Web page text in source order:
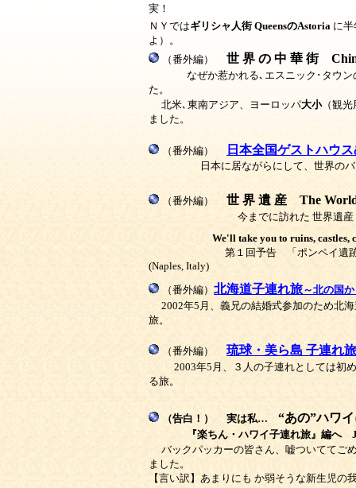
実！
ＮＹではギリシャ人街 QueensのAstoria に
よ）。
（番外編）
世 界 の 中 華 街
なぜか惹かれる､エスニック･タウ
た。
北米､東南アジア、ヨーロッパ大小（観光
ました。
（番外編） 日本全国ゲストハウ
日本に居ながらにして、世界のバック
（番外編） 世 界 遺 産 The
今までに訪れた 世界遺
We'll take you to ruins, castles,
第１回予告 「ポンペイ遺
(Naples, Italy)
（番外編） 北海道子連れ旅～北の国
2002年5月、義兄の結婚式参加のため北
旅。
（番外編） 琉球・美ら島 子連れ旅
2003年5月、３人の子連れとしては初
る旅。
（告白！） 実は私…“あの”ハワ
『楽ちん・ハワイ子連れ旅』編へ
バックパッカーの皆さん、嘘ついててご
ました。
【言い訳】あまりにも か弱そうな新生児の